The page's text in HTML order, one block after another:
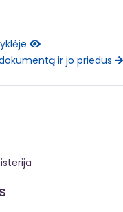
ir jo priedus